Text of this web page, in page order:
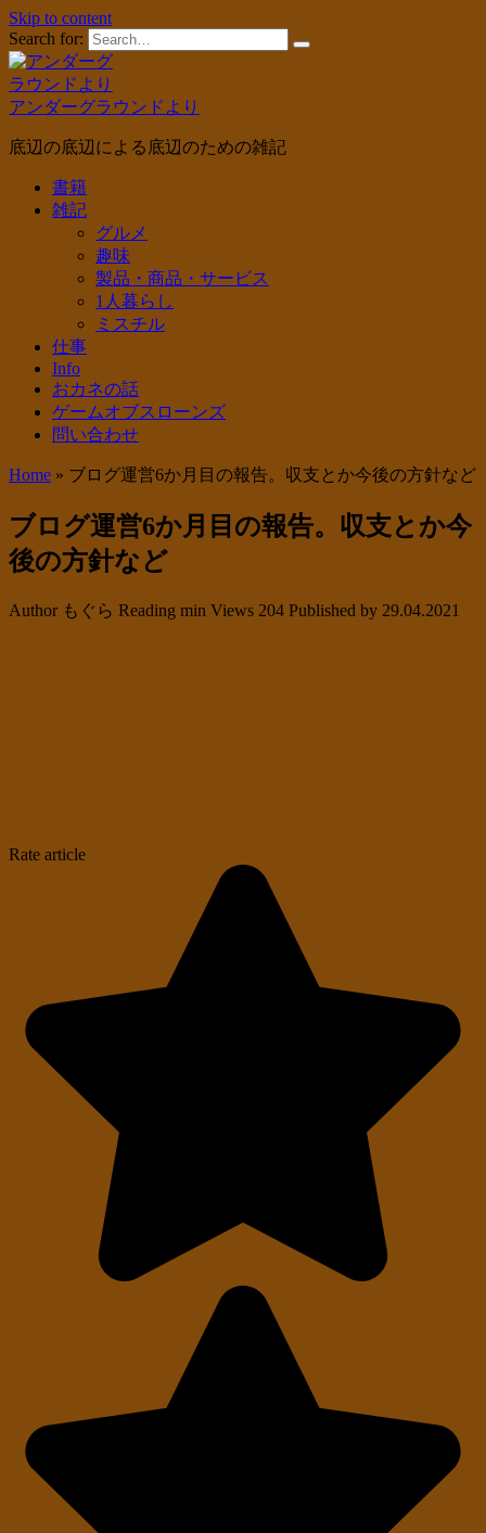
Skip to content
Search for:
アンダーグラウンドより
底辺の底辺による底辺のための雑記
書籍
雑記
グルメ
趣味
製品・商品・サービス
1人暮らし
ミスチル
仕事
Info
おカネの話
ゲームオブスローンズ
問い合わせ
Home » ブログ運営6か月目の報告。収支とか今後の方針など
ブログ運営6か月目の報告。収支とか今
後の方針など
Authorもぐら Reading min Views 204 Published by 29.04.2021
Rate article